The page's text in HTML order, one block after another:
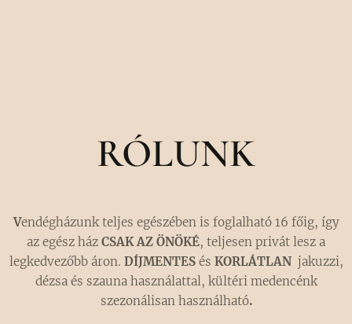
RÓLUNK
Vendégházunk teljes egészében is foglalható 16 főig, így
az egész ház CSAK AZ ÖNÖKÉ, teljesen privát lesz a
legkedvezőbb áron. DÍJMENTESés KORLÁTLANjakuzzi,
dézsa és szauna használattal, kültéri medencénk
szezonálisan használható.